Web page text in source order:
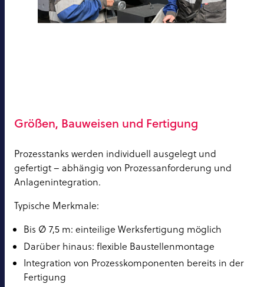
Größen, Bauweisen und Fertigung
Prozesstanks werden individuell ausgelegt und
gefertigt – abhängig von Prozessanforderung und
Anlagenintegration.
Typische Merkmale:
Bis Ø 7,5 m: einteilige Werksfertigung möglich
Darüber hinaus: flexible Baustellenmontage
Integration von Prozesskomponenten bereits in der
Fertigung